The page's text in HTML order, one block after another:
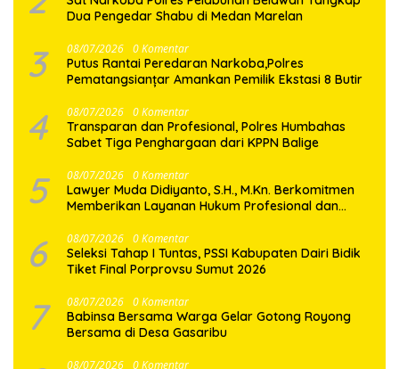
Dua Pengedar Shabu di Medan Marelan
3 08/07/2026 0 Komentar
Putus Rantai Peredaran Narkoba,Polres
Pematangsianțar Amankan Pemilik Ekstasi 8 Butir
4 08/07/2026 0 Komentar
Transparan dan Profesional, Polres Humbahas
Sabet Tiga Penghargaan dari KPPN Balige
5 08/07/2026 0 Komentar
Lawyer Muda Didiyanto, S.H., M.Kn. Berkomitmen
Memberikan Layanan Hukum Profesional dan
6 08/07/2026 0 Komentar
Seleksi Tahap I Tuntas, PSSI Kabupaten Dairi Bidik
Tiket Final Porprovsu Sumut 2026
7 08/07/2026 0 Komentar
Babinsa Bersama Warga Gelar Gotong Royong
Bersama di Desa Gasaribu
08/07/2026 0 Komentar